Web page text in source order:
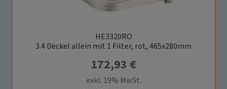
HE3320RO
3 4 Deckel allein mit 1 Filter, rot, 465x280mm
172,93 €
exkl. 19% MwSt.